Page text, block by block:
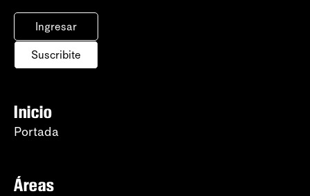
Ingresar
Suscribite
Inicio
Portada
Áreas